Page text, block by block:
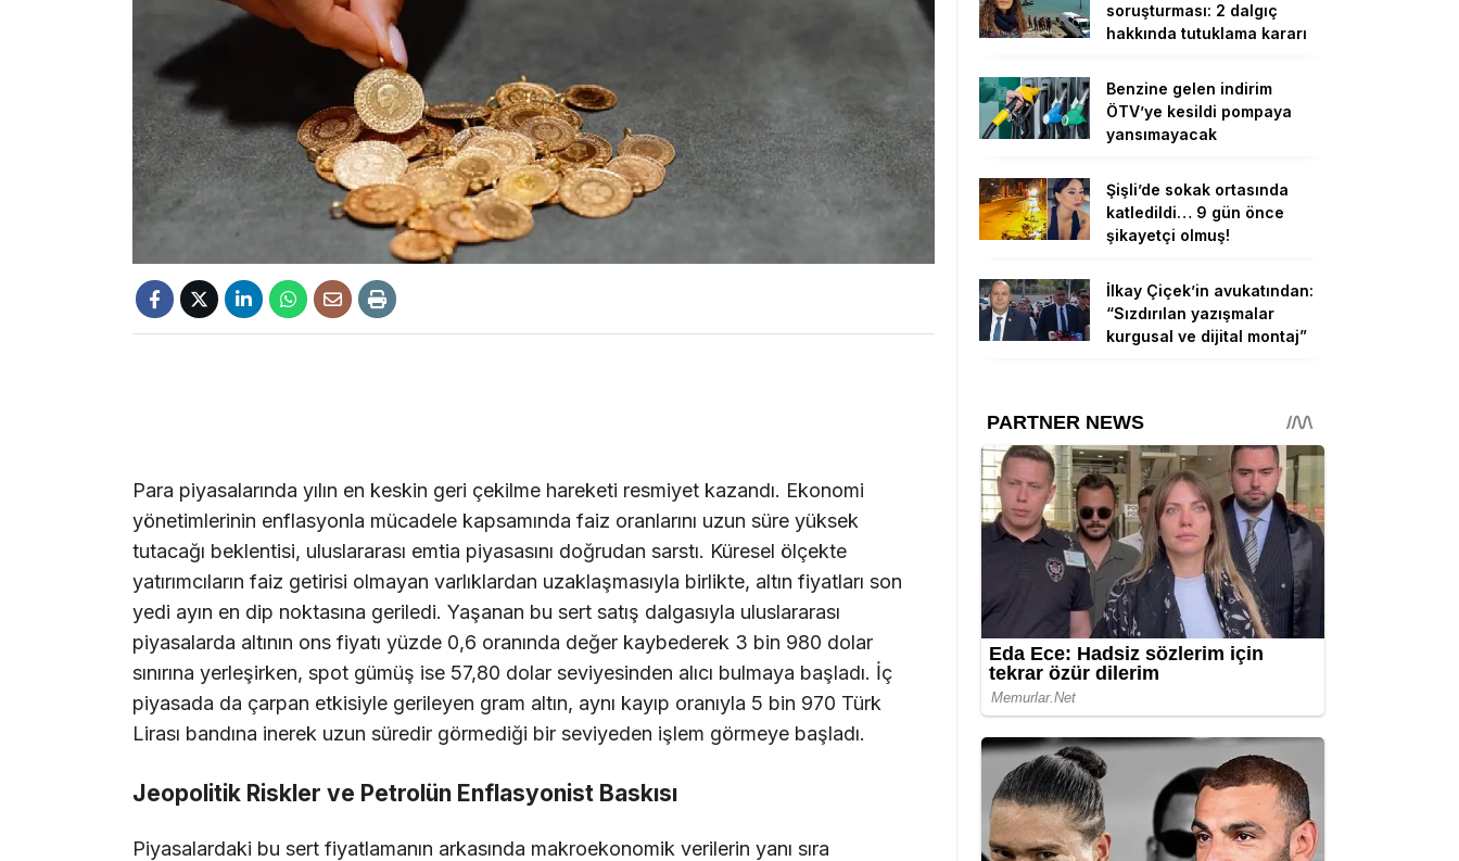
Para piyasalarında yılın en keskin geri çekilme hareketi resmiyet kazandı. Ekonomi
yönetimlerinin enflasyonla mücadele kapsamında faiz oranlarını uzun süre yüksek
tutacağı beklentisi, uluslararası emtia piyasasını doğrudan sarstı. Küresel ölçekte
yatırımcıların faiz getirisi olmayan varlıklardan uzaklaşmasıyla birlikte, altın fiyatları son
yedi ayın en dip noktasına geriledi. Yaşanan bu sert satış dalgasıyla uluslararası
piyasalarda altının ons fiyatı yüzde 0,6 oranında değer kaybederek 3 bin 980 dolar
sınırına yerleşirken, spot gümüş ise 57,80 dolar seviyesinden alıcı bulmaya başladı. İç
piyasada da çarpan etkisiyle gerileyen gram altın, aynı kayıp oranıyla 5 bin 970 Türk
Lirası bandına inerek uzun süredir görmediği bir seviyeden işlem görmeye başladı.
Jeopolitik Riskler ve Petrolün Enflasyonist Baskısı
Piyasalardaki bu sert fiyatlamanın arkasında makroekonomik verilerin yanı sıra
soruşturması: 2 dalgıç
hakkında tutuklama kararı
Benzine gelen indirim
ÖTV’ye kesildi pompaya
yansımayacak
Şişli’de sokak ortasında
katledildi… 9 gün önce
şikayetçi olmuş!
İlkay Çiçek’in avukatından:
“Sızdırılan yazışmalar
kurgusal ve dijital montaj”